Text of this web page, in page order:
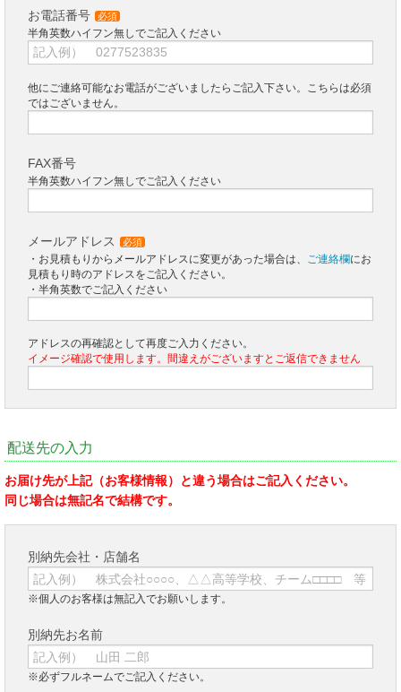
お電話番号 必須
半角英数ハイフン無しでご記入ください
他にご連絡可能なお電話がございましたらご記入下さい。こちらは必須
ではございません。
FAX番号
半角英数ハイフン無しでご記入ください
メールアドレス 必須
・お見積もりからメールアドレスに変更があった場合は、 ご連絡欄にお
見積もり時のアドレスをご記入ください。
・半角英数でご記入ください
アドレスの再確認として再度ご入力ください。
イメージ確認で使用します。間違えがございますとご返信できません
配送先の入力
お届け先が上記（お客様情報）と違う場合はご記入ください。
同じ場合は無記名で結構です。
別納先会社・店舗名
※個人のお客様は無記入でお願いします。
別納先お名前
※必ずフルネームでご記入ください。